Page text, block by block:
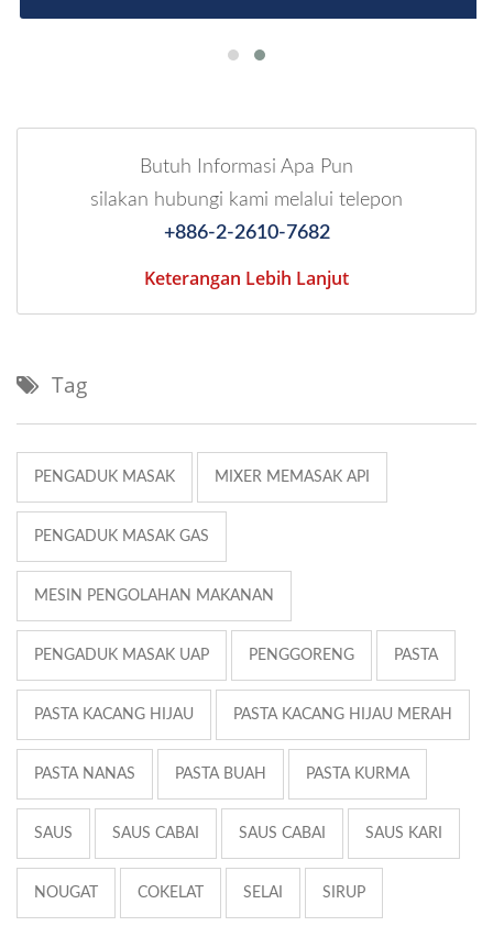
Butuh Informasi Apa Pun
silakan hubungi kami melalui telepon
+886-2-2610-7682
Keterangan Lebih Lanjut
Tag
PENGADUK MASAK MIXER MEMASAK API
PENGADUK MASAK GAS
MESIN PENGOLAHAN MAKANAN
PENGADUK MASAK UAP PENGGORENG PASTA
PASTA KACANG HIJAU PASTA KACANG HIJAU MERAH
PASTA NANAS PASTA BUAH PASTA KURMA
SAUS SAUS CABAI SAUS CABAI SAUS KARI
NOUGAT COKELAT SELAI SIRUP